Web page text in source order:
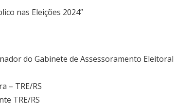
nas Eleições 2024”
do Gabinete de Assessoramento Eleitoral
– TRE/RS
TRE/RS